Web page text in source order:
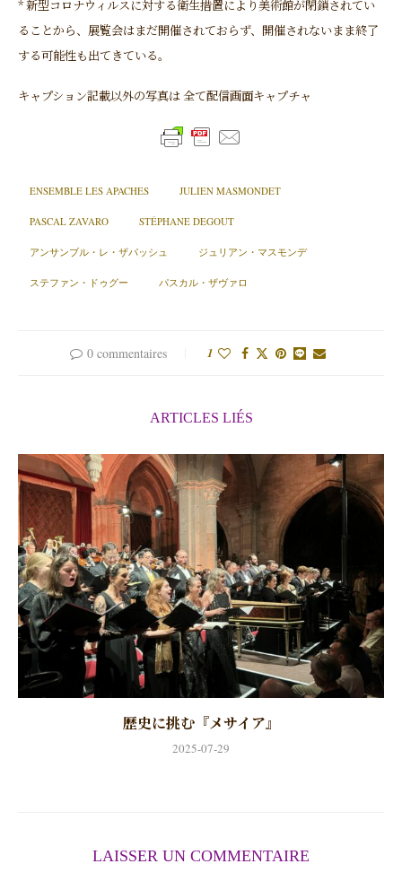
* 新型コロナウィルスに対する衛生措置により美術館が閉鎖されてい
ることから、展覧会はまだ開催されておらず、開催されないまま終了
する可能性も出てきている。
キャプション記載以外の写真は 全て配信画面キャプチャ
ENSEMBLE LES APACHES JULIEN MASMONDET
PASCAL ZAVARO STÉPHANE DEGOUT
アンサンブル・レ・ザパッシュ ジュリアン・マスモンデ
ステファン・ドゥグー パスカル・ザヴァロ
0 commentaires 1
ARTICLES LIÉS
歴史に挑む『メサイア』
2025-07-29
LAISSER UN COMMENTAIRE